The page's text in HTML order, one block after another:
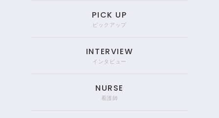
PICK UP
ピックアップ
INTERVIEW
インタビュー
NURSE
看護師